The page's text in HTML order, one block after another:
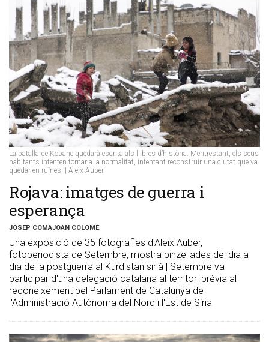
La batalla de Kobane quedarà escrita als llibres d’història. Mentrestant, els seus
habitants intenten tornar a la normalitat, intentant reconstruir una ciutat que va
quedar en ruïnes. | Aleix Auber
Rojava: imatges de guerra i
esperança
JOSEP COMAJOAN COLOMÉ
Una exposició de 35 fotografies d'Aleix Auber,
fotoperiodista de Setembre, mostra pinzellades del dia a
dia de la postguerra al Kurdistan sirià | Setembre va
participar d'una delegació catalana al territori prèvia al
reconeixement pel Parlament de Catalunya de
l'Administració Autònoma del Nord i l'Est de Síria